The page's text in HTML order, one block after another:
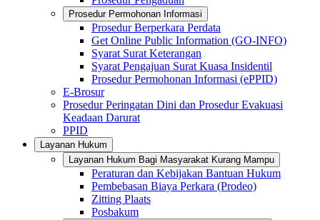
Prosedur Permohonan Informasi
Prosedur Berperkara Perdata
Get Online Public Information (GO-INFO)
Syarat Surat Keterangan
Syarat Pengajuan Surat Kuasa Insidentil
Prosedur Permohonan Informasi (ePPID)
E-Brosur
Prosedur Peringatan Dini dan Prosedur Evakuasi
Keadaan Darurat
PPID
Layanan Hukum
Layanan Hukum Bagi Masyarakat Kurang Mampu
Peraturan dan Kebijakan Bantuan Hukum
Pembebasan Biaya Perkara (Prodeo)
Zitting Plaats
Posbakum